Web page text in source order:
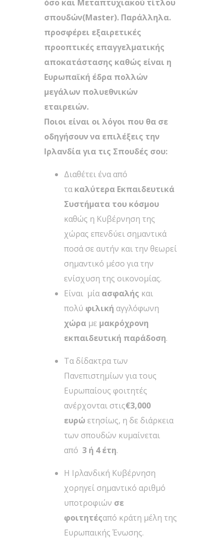
όσο και Μεταπτυχιακού τίτλου
σπουδών(Master). Παράλληλα.
προσφέρει εξαιρετικές
προοπτικές επαγγελματικής
αποκατάστασης καθώς είναι η
Ευρωπαϊκή έδρα πολλών
μεγάλων πολυεθνικών
εταιρειών.
Ποιοι είναι οι λόγοι που θα σε
οδηγήσουν να επιλέξεις την
Ιρλανδία για τις Σπουδές σου:
Διαθέτει ένα από
τα καλύτερα Εκπαιδευτικά
Συστήματα του κόσμου
καθώς η Κυβέρνηση της
χώρας επενδύει σημαντικά
ποσά σε αυτήν και την θεωρεί
σημαντικό μέσο για την
ενίσχυση της οικονομίας.
Είναι μία ασφαλής και
πολύ φιλική αγγλόφωνη
χώρα με μακρόχρονη
εκπαιδευτική παράδοση.
Τα δίδακτρα των
Πανεπιστημίων για τους
Ευρωπαίους φοιτητές
ανέρχονται στις€3,000
ευρώ ετησίως, η δε διάρκεια
των σπουδών κυμαίνεται
από 3 ή 4 έτη.
Η Ιρλανδική Κυβέρνηση
χορηγεί σημαντικό αριθμό
υποτροφιών σε
φοιτητέςαπό κράτη μέλη της
Ευρωπαικής Ένωσης.